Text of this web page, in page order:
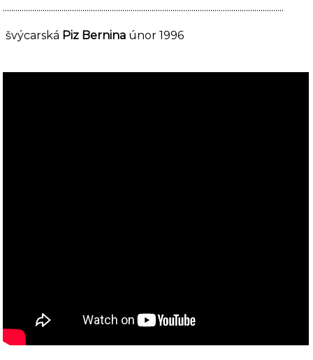
......................................................................................................................................
švýcarská Piz Bernina únor 1996